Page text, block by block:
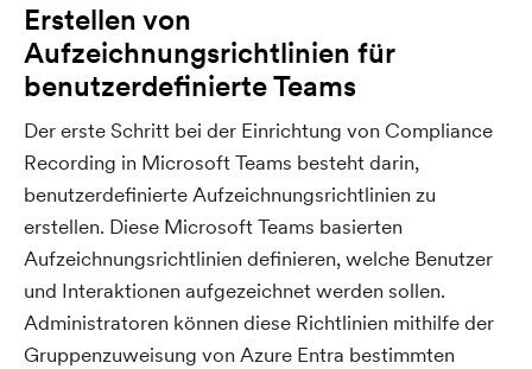
Erstellen von
Aufzeichnungsrichtlinien für
benutzerdefinierte Teams
Der erste Schritt bei der Einrichtung von Compliance
Recording in Microsoft Teams besteht darin,
benutzerdefinierte Aufzeichnungsrichtlinien zu
erstellen. Diese Microsoft Teams basierten
Aufzeichnungsrichtlinien definieren, welche Benutzer
und Interaktionen aufgezeichnet werden sollen.
Administratoren können diese Richtlinien mithilfe der
Gruppenzuweisung von Azure Entra bestimmten